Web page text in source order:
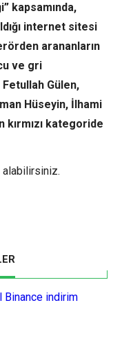
kapsamında,
internet sitesi
arananların
ve gri
Gülen,
Hüseyin, İlhami
kırmızı kategoride